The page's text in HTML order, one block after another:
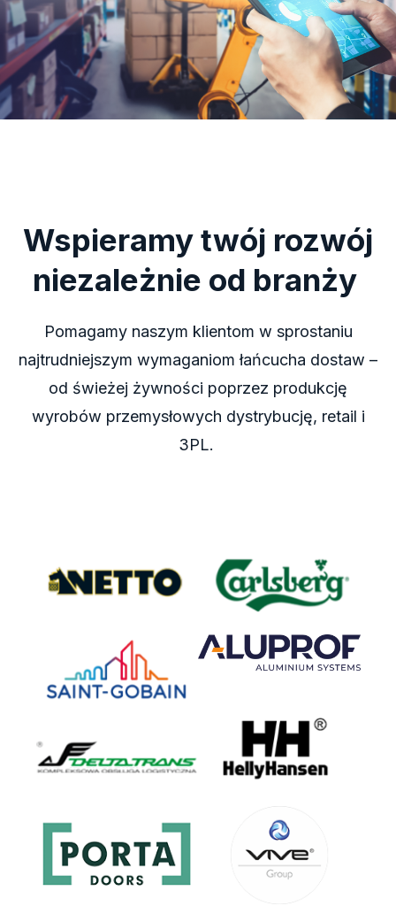
Wspieramy twój rozwój
niezależnie od branży
Pomagamy naszym klientom w sprostaniu
najtrudniejszym wymaganiom łańcucha dostaw –
od świeżej żywności poprzez produkcję
wyrobów przemysłowych dystrybucję, retail i
3PL.